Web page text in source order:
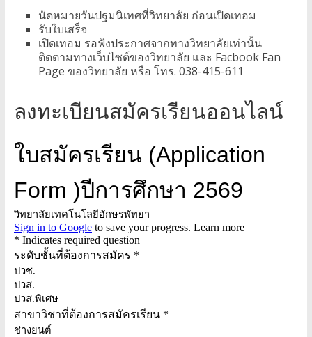
นัดหมายวันปฐมนิเทศที่วิทยาลัย ก่อนเปิดเทอม
รับใบเสร็จ
เปิดเทอม รอฟังประกาศจากทางวิทยาลัยเท่านั้น
ติดตามทางเว็บไซต์ของวิทยาลัย และ Facbook Fan
Page ของวิทยาลัย หรือ โทร. 038-415-611
ลงทะเบียนสมัครเรียนออนไลน์